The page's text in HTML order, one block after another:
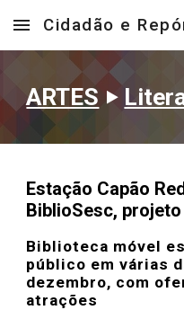
Skip to main content
Cidadão e
ARTES ‣
Estação Capão
BiblioSesc,
Biblioteca móvel
público em várias
dezembro, com
atrações